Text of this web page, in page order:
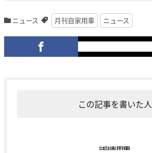
ニュース 月刊自家用車 ニュース
この記事を書いた人